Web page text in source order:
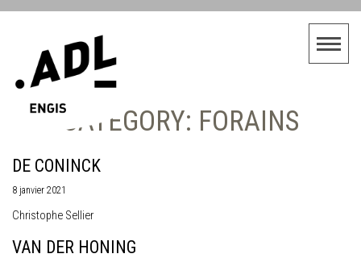
CATEGORY: FORAINS
DE CONINCK
8 janvier 2021
Christophe Sellier
VAN DER HONING